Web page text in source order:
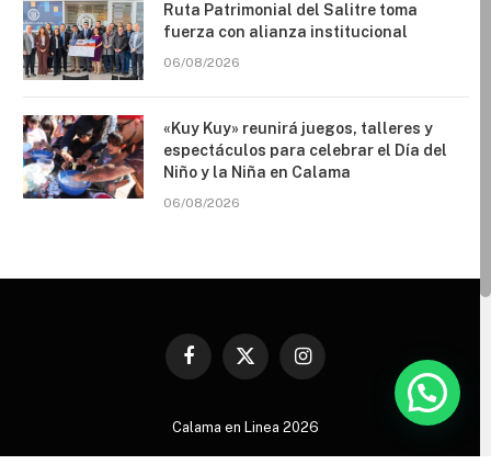
Ruta Patrimonial del Salitre toma
fuerza con alianza institucional
06/08/2026
«Kuy Kuy» reunirá juegos, talleres y
espectáculos para celebrar el Día del
Niño y la Niña en Calama
06/08/2026
Facebook
X
Instagram
Calama en Linea 2026